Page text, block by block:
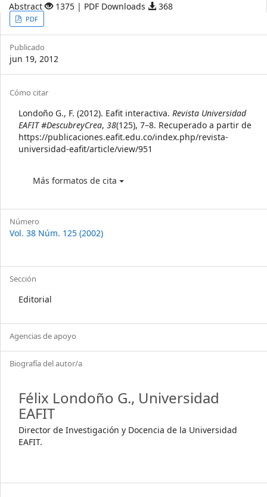
Abstract 1375 | PDF Downloads 368
Article
Sidebar
PDF
Publicado
jun 19, 2012
Article
Details
Cómo citar
Londoño G., F. (2012). Eafit interactiva. Revista Universidad
EAFIT #DescubreyCrea, 38(125), 7–8. Recuperado a partir de
https://publicaciones.eafit.edu.co/index.php/revista-
universidad-eafit/article/view/951
Más formatos de cita
Número
Vol. 38 Núm. 125 (2002)
Sección
Editorial
Agencias de apoyo
Biografía del autor/a
Félix Londoño G., Universidad
EAFIT
Director de Investigación y Docencia de la Universidad
EAFIT.